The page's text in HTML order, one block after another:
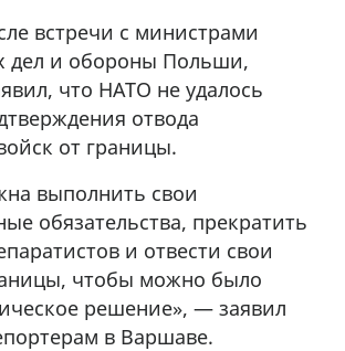
встречи с министрами
дел и обороны Польши,
что НАТО не удалось
отвода
от границы.
выполнить свои
обязательства, прекратить
и отвести свои
чтобы можно было
решение», — заявил
в Варшаве.